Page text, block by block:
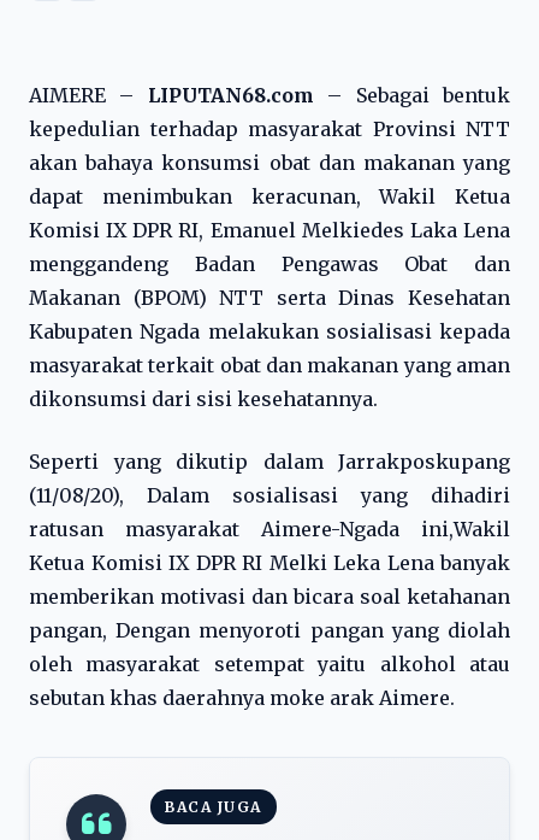
AIMERE – LIPUTAN68.com – Sebagai bentuk
kepedulian terhadap masyarakat Provinsi NTT
akan bahaya konsumsi obat dan makanan yang
dapat menimbukan keracunan, Wakil Ketua
Komisi IX DPR RI, Emanuel Melkiedes Laka Lena
menggandeng Badan Pengawas Obat dan
Makanan (BPOM) NTT serta Dinas Kesehatan
Kabupaten Ngada melakukan sosialisasi kepada
masyarakat terkait obat dan makanan yang aman
dikonsumsi dari sisi kesehatannya.
Seperti yang dikutip dalam Jarrakposkupang
(11/08/20), Dalam sosialisasi yang dihadiri
ratusan masyarakat Aimere-Ngada ini,Wakil
Ketua Komisi IX DPR RI Melki Leka Lena banyak
memberikan motivasi dan bicara soal ketahanan
pangan, Dengan menyoroti pangan yang diolah
oleh masyarakat setempat yaitu alkohol atau
sebutan khas daerahnya moke arak Aimere.
BACA JUGA